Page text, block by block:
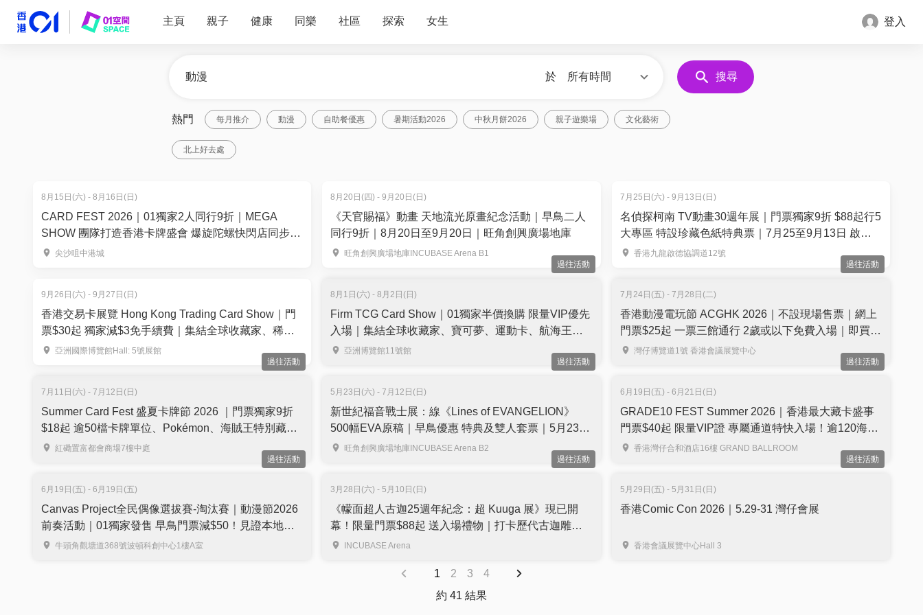
登入
主頁 親子 健康 同樂 社區 探索 女生
於 所有時間 搜尋
熱門 每月推介 動漫 自助餐優惠 暑期活動2026 中秋月餅2026 親子遊樂場 文化藝術
北上好去處
8月15日(六) - 8月16日(日)
CARD FEST 2026｜01獨家2人同行9折｜MEGA
SHOW 團隊打造香港卡牌盛會 爆旋陀螺快閃店同步登
場！8月15-16日登陸尖沙咀中港城
尖沙咀中港城
8月20日(四) - 9月20日(日)
《天官賜福》動畫 天地流光原畫紀念活動｜早鳥二人
同行9折｜8月20日至9月20日｜旺角創興廣場地庫
旺角創興廣場地庫INCUBASE Arena B1
7月25日(六) - 9月13日(日)
名偵探柯南 TV動畫30週年展｜門票獨家9折 $88起行5
大專區 特設珍藏色紙特典票｜7月25至9月13日 啟德
雙子滙
香港九龍啟德協調道12號
9月26日(六) - 9月27日(日)
香港交易卡展覽 Hong Kong Trading Card Show｜門
票$30起 獨家減$3免手續費｜集結全球收藏家、稀有
卡 150+攤位— 運動卡、寶可夢、集換式卡牌遊戲、航
亞洲國際博覽館Hall: 5號展館
過往活動
8月1日(六) - 8月2日(日)
Firm TCG Card Show｜01獨家半價換購 限量VIP優先
入場｜集結全球收藏家、寶可夢、運動卡、航海王等
｜亞洲國際博覽館Hall 11
亞洲博覽館11號館
過往活動
7月24日(五) - 7月28日(二)
香港動漫電玩節 ACGHK 2026｜不設現場售票｜網上
門票$25起 一票三館通行 2歲或以下免費入場｜即買即
用｜7月24至28日 灣仔會展
灣仔博覽道1號 香港會議展覽中心
過往活動
7月11日(六) - 7月12日(日)
Summer Card Fest 盛夏卡牌節 2026 ｜門票獨家9折
$18起 逾50檔卡牌單位、Pokémon、海賊王特別藏卡
｜寶可夢卡牌對戰大獎送出日本來回機票、PSA 10 大
紅磡置富都會商場7樓中庭
過往活動
5月23日(六) - 7月12日(日)
新世紀福音戰士展：線《Lines of EVANGELION》
500幅EVA原稿｜早鳥優惠 特典及雙人套票｜5月23至
7月12日 旺角INCUBASE Arena
旺角創興廣場地庫INCUBASE Arena B2
過往活動
6月19日(五) - 6月21日(日)
GRADE10 FEST Summer 2026｜香港最大藏卡盛事
門票$40起 限量VIP證 專屬通道特快入場！逾120海內
外參展商、Pokémon 30 週年特展、麥迪森瘋狂藏卡
香港灣仔合和酒店16樓 GRAND BALLROOM
過往活動
6月19日(五) - 6月19日(五)
Canvas Project全民偶像選拔賽-淘汰賽｜動漫節2026
前奏活動｜01獨家發售 早鳥門票減$50！見證本地最
強偶像誕生＋多隊本地人氣現役偶像現場表演
牛頭角觀塘道368號波頓科創中心1樓A室
過往活動
3月28日(六) - 5月10日(日)
《幪面超人古迦25週年紀念：超 Kuuga 展》現已開
幕！限量門票$88起 送入場禮物｜打卡歷代古迦雕
像、珍貴手稿、會場限定商品｜旺角 INCUBASE
INCUBASE Arena
過往活動
5月29日(五) - 5月31日(日)
香港Comic Con 2026｜5.29-31 灣仔會展
香港會議展覽中心Hall 3
1 2 3
4
約 41 結果